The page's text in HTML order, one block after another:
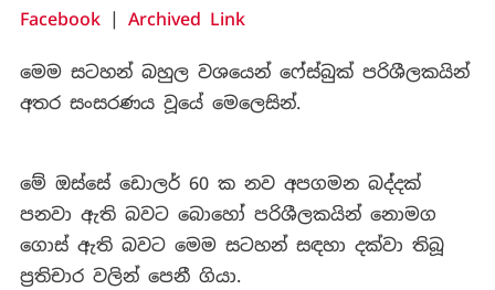
Facebook| Archived Link
මෙම සටහන් බහුල වශයෙන් ෆේස්බුක් පරිශීලකයින්
අතර සංසරණය වූයේ මෙලෙසින්.
මේ ඔස්සේ ඩොලර් 60 ක නව අපගමන බද්දක්
පනවා ඇති බවට බොහෝ පරිශීලකයින් නොමග
ගොස් ඇති බවට මෙම සටහන් සඳහා දක්වා තිබූ
ප්‍රතිචාර වලින් පෙනී ගියා.